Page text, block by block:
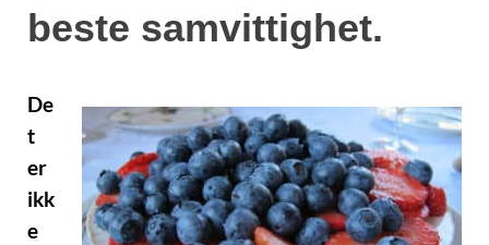
beste samvittighet.
De
t
er
ikk
e